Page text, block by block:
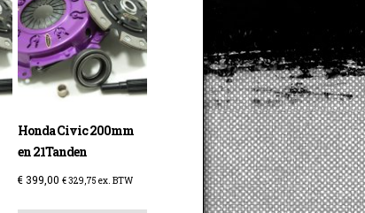
Honda Civic 200mm
en 21Tanden
€399,00 €329,75 ex. BTW